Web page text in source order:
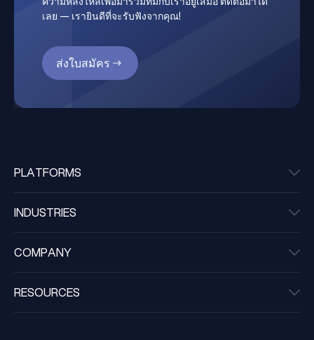
เลย — เรายินดีที่จะรับฟังจากคุณ!
ส่งใบสมัคร
PLATFORMS
INDUSTRIES
COMPANY
RESOURCES